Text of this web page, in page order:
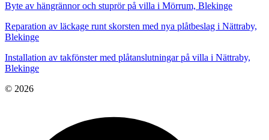
Byte av hängrännor och stuprör på villa i Mörrum, Blekinge
Reparation av läckage runt skorsten med nya plåtbeslag i Nättraby,
Blekinge
Installation av takfönster med plåtanslutningar på villa i Nättraby,
Blekinge
© 2026